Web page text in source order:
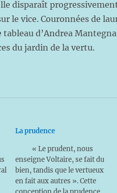
disparaît
le vice. Couronnées de
tableau d’Andrea
du jardin de la vertu.
La prudence
« Le prudent, nous
enseigne Voltaire, se fait du
bien, tandis que le vertueux
en fait aux autres ». Cette